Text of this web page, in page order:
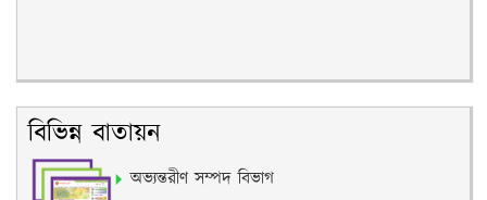
বিভিন্ন বাতায়ন
অভ্যন্তরীণ সম্পদ বিভাগ